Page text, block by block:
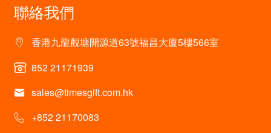
聯絡我們
香港九龍觀塘開源道63號福昌大廈5樓566室
852 21171939
sales@timesgift.com.hk
+852 21170083